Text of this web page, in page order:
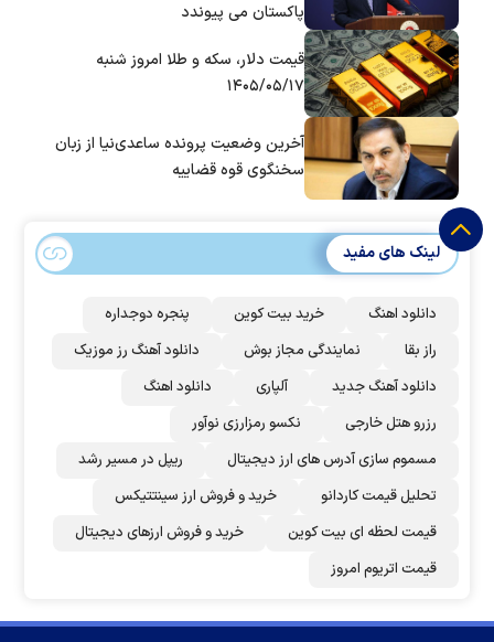
پاکستان می پیوندد
قیمت دلار، سکه و طلا امروز شنبه
۱۴۰۵/۰۵/۱۷
آخرین وضعیت پرونده ساعدی‌نیا از زبان
سخنگوی قوه قضاییه
لینک های مفید
دانلود اهنگ خرید بیت کوین
پنجره دوجداره
راز بقا
نمایندگی مجاز بوش
دانلود آهنگ رز‌ موزیک
دانلود آهنگ جدید
آلپاری
دانلود اهنگ
رزرو هتل خارجی
نکسو رمزارزی نوآور
مسموم سازی آدرس های ارز دیجیتال
ریپل در مسیر رشد
تحلیل قیمت کاردانو
خرید و فروش ارز سینتتیکس
قیمت لحظه ای بیت کوین
خرید و فروش ارزهای دیجیتال
قیمت اتریوم امروز